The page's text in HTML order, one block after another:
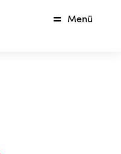
Menü